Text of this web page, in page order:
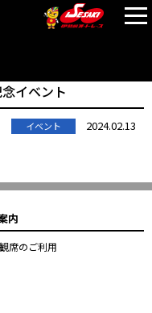
イベント
イベント 2024.02.13
内
席のご利用